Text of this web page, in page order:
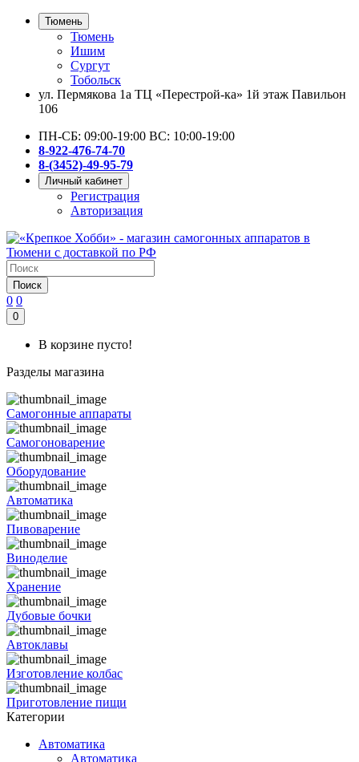
Тюмень
Тюмень
Ишим
Сургут
Тобольск
ул. Пермякова 1а ТЦ «Перестрой-ка» 1й этаж Павильон
106
ПН-СБ: 09:00-19:00 ВС: 10:00-19:00
8-922-476-74-70
8-(3452)-49-95-79
Личный кабинет
Регистрация
Авторизация
Поиск
0 0
0
В корзине пусто!
Разделы магазина
Самогонные аппараты
Самогоноварение
Оборудование
Автоматика
Пивоварение
Виноделие
Хранение
Дубовые бочки
Автоклавы
Изготовление колбас
Приготовление пищи
Категории
Автоматика
Автоматика